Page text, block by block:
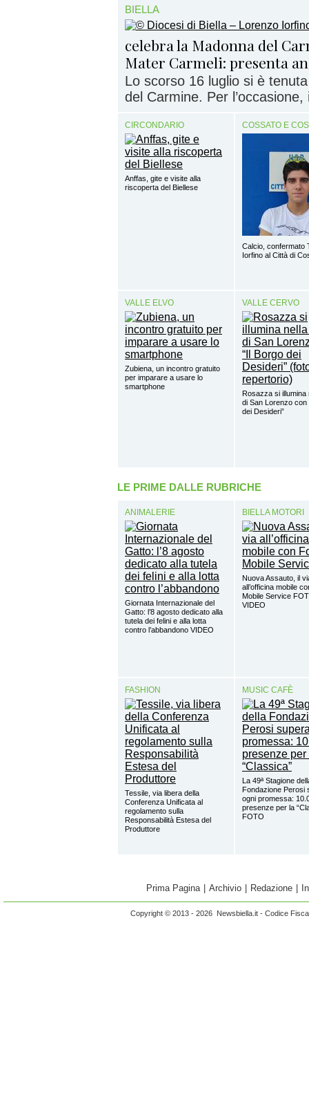
BIELLA
celebra la Madonna del
Mater Carmeli: presenta
Lo scorso 16 luglio si è
del Carmine. Per
CIRCONDARIO
Anffas, gite e visite alla
riscoperta del Biellese
COSSATO E
Calcio, confermato
Iorfino al Città di
VALLE ELVO
Zubiena, un incontro gratuito
per imparare a usare lo
smartphone
VALLE CERVO
Rosazza si illumina
di San Lorenzo con
dei Desideri”
LE PRIME DALLE RUBRICHE
ANIMALERIE
Giornata Internazionale del
Gatto: l’8 agosto dedicato alla
tutela dei felini e alla lotta
contro l’abbandono VIDEO
BIELLA MOTORI
Nuova Assauto, il
all’officina mobile
Mobile Service
VIDEO
FASHION
Tessile, via libera della
Conferenza Unificata al
regolamento sulla
Responsabilità Estesa del
Produttore
MUSIC CAFÈ
La 49ª Stagione
Fondazione Perosi
ogni promessa:
presenze per la
FOTO
Prima Pagina Archivio Redazione
Copyright © 2013 - 2026 Newsbiella.it - Codice